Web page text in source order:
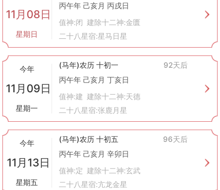
11月08日
星期日
丙午年 己亥月 丙戌日
值神:闭 建除十二神:金匮
二十八星宿:星马日星
今年
11月09日
星期一
(马年)农历 十初一
92天后
丙午年 己亥月 丁亥日
值神:建 建除十二神:天德
二十八星宿:张鹿月星
今年
11月13日
星期五
(马年)农历 十初五
96天后
丙午年 己亥月 辛卯日
值神:定 建除十二神:玄武
二十八星宿:亢龙金星